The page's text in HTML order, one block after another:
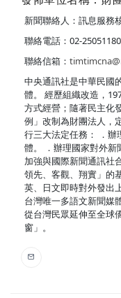
新聞聯絡人：訊息服務
聯絡電話：02-25051180
聯絡信箱：
中央通訊社是中華民國
體。 經歷組織改造，
方式經營；隨著民主化
例」改制為財團法人，
行三大法定任務： ．
體。 ．辦理國家對外新
加強與國際新聞通訊社
領先、客觀、翔實」的
英、日文即時對外發出
台灣唯一多語文新聞媒
從台灣民眾延伸至全球
窗」。